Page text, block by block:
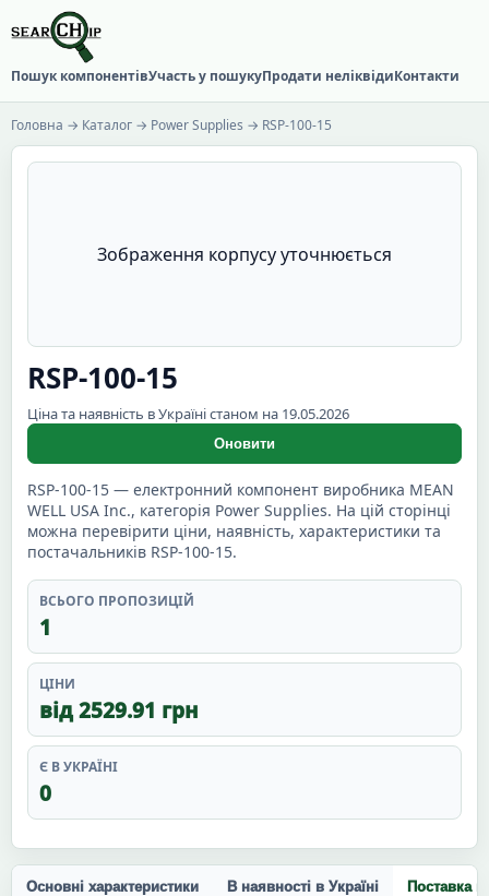
Пошук компонентівУчасть у пошукуПродати неліквідиКонтакти
Головна → Каталог → Power Supplies → RSP-100-15
Зображення корпусу уточнюється
RSP-100-15
Ціна та наявність в Україні станом на 19.05.2026
Оновити
RSP-100-15 — електронний компонент виробника MEAN
WELL USA Inc., категорія Power Supplies. На цій сторінці
можна перевірити ціни, наявність, характеристики та
постачальників RSP-100-15.
ВСЬОГО ПРОПОЗИЦІЙ
1
ЦІНИ
від 2529.91 грн
Є В УКРАЇНІ
0
Основні характеристики В наявності в Україні Поставка